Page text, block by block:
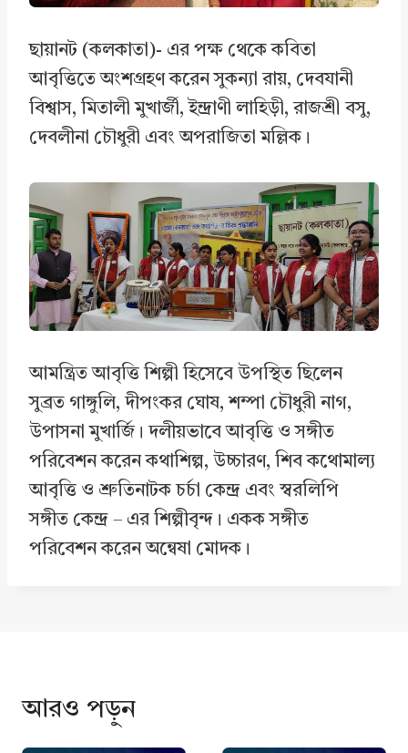
ছায়ানট (কলকাতা)- এর পক্ষ থেকে কবিতা
আবৃত্তিতে অংশগ্রহণ করেন সুকন্যা রায়, দেবযানী
বিশ্বাস, মিতালী মুখার্জী, ইন্দ্রাণী লাহিড়ী, রাজশ্রী বসু,
দেবলীনা চৌধুরী এবং অপরাজিতা মল্লিক।
আমন্ত্রিত আবৃত্তি শিল্পী হিসেবে উপস্থিত ছিলেন
সুব্রত গাঙ্গুলি, দীপংকর ঘোষ, শম্পা চৌধুরী নাগ,
উপাসনা মুখার্জি। দলীয়ভাবে আবৃত্তি ও সঙ্গীত
পরিবেশন করেন কথাশিল্প, উচ্চারণ, শিব কথোমাল্য
আবৃত্তি ও শ্রুতিনাটক চর্চা কেন্দ্র এবং স্বরলিপি
সঙ্গীত কেন্দ্র – এর শিল্পীবৃন্দ। একক সঙ্গীত
পরিবেশন করেন অন্বেষা মোদক।
আরও পড়ুন